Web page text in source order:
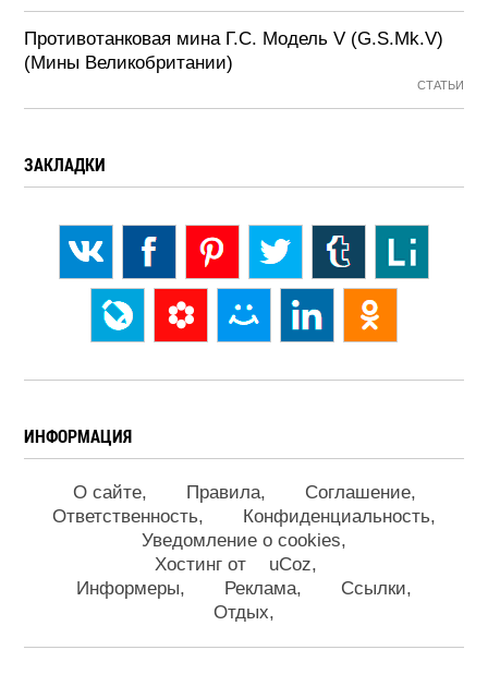
Противотанковая мина Г.С. Модель V (G.S.Mk.V)
(Мины Великобритании)
СТАТЬИ
ЗАКЛАДКИ
ИНФОРМАЦИЯ
О сайте Правила
Соглашение
Ответственность
Конфиденциальность
Уведомление о cookies
Хостинг от
uCoz
Информеры
Реклама
Ссылки
Отдых